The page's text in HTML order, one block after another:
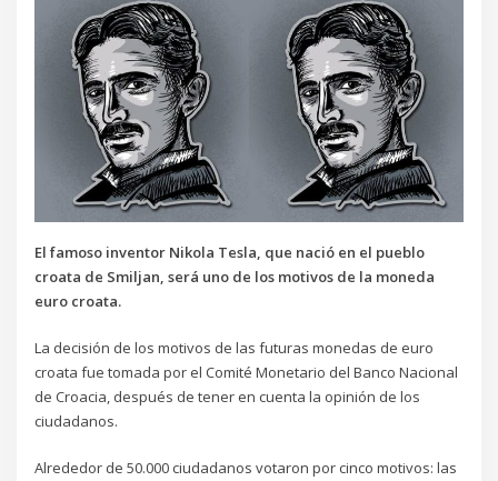
El famoso inventor Nikola Tesla, que nació en el pueblo
croata de Smiljan, será uno de los motivos de la moneda
euro croata.
La decisión de los motivos de las futuras monedas de euro
croata fue tomada por el Comité Monetario del Banco Nacional
de Croacia, después de tener en cuenta la opinión de los
ciudadanos.
Alrededor de 50.000 ciudadanos votaron por cinco motivos: las